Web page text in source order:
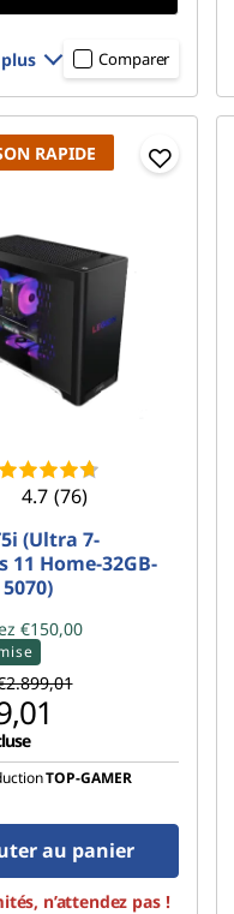
Comparer
RAPIDE
4.7 (76)
(Ultra 7-
11 Home-32GB-
€150,00
TOP-GAMER
au panier
n’attendez pas !